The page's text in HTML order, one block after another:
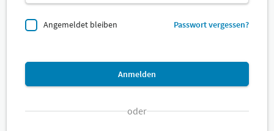
Angemeldet bleiben Passwort vergessen?
Anmelden
oder